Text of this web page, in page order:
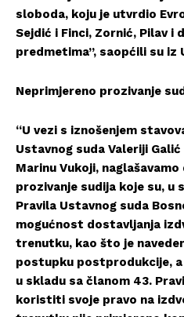
sloboda, koju je utvrdio
Sejdić i Finci, Zornić, Pilav i
predmetima”, saopćili su iz
Neprimjereno prozivanje
“U vezi s iznošenjem
Ustavnog suda Valeriji
Marinu Vukoji,
prozivanje sudija koje su, u
Pravila Ustavnog suda
mogućnost dostavljanja
trenutku, kao što je
postupku postprodukcije,
u skladu sa članom 43.
koristiti svoje pravo na